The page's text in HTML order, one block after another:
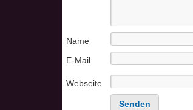
Name
E-Mail
Webseite